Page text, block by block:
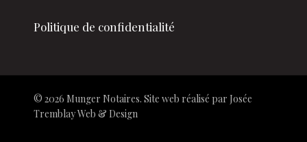
Politique de confidentialité
© 2026 Munger Notaires. Site web réalisé par Josée
Tremblay Web & Design